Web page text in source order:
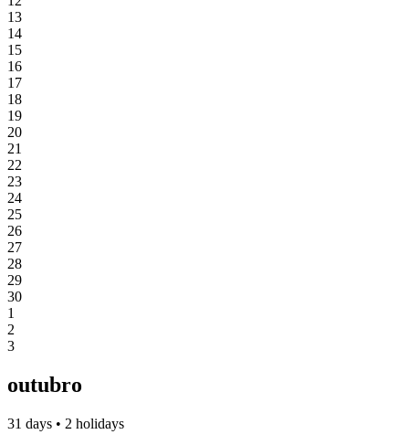
13
14
15
16
17
18
19
20
21
22
23
24
25
26
27
28
29
30
1
2
3
outubro
31 days • 2 holidays